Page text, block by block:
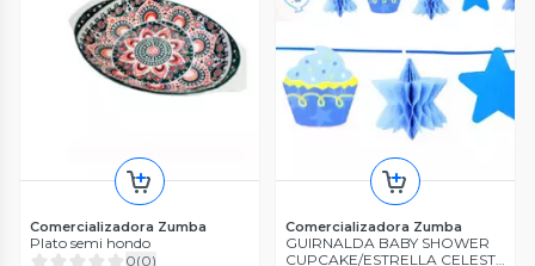
Comercializadora Zumba
Plato semi hondo
0(0)
Comercializadora Zumba
GUIRNALDA BABY SHOWER
CUPCAKE/ESTRELLA CELESTE